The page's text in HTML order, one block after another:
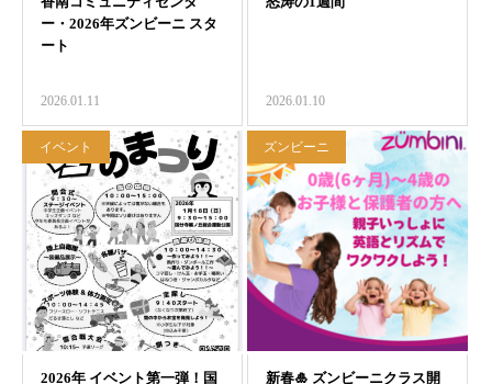
2026.01.11 2026.01.10
イベント ズンビーニ